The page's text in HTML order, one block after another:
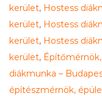
kerület, Hostess
kerület, Hostess
kerület, Hostess
kerület,
diákmunka –
építészmérnök,